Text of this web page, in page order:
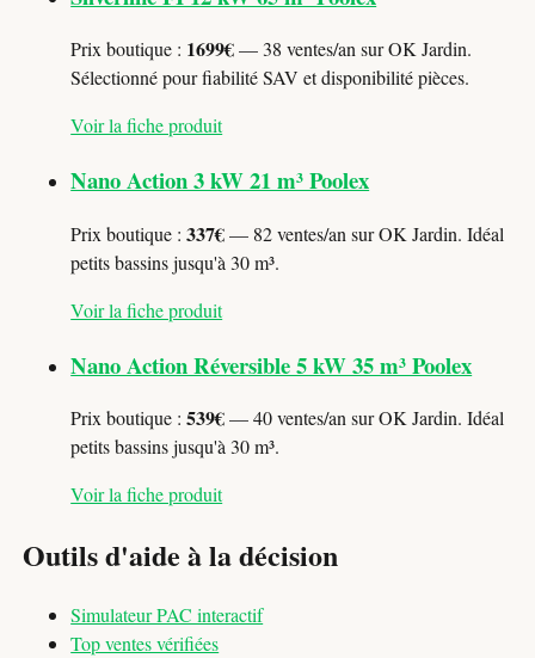
Prix boutique : 1699€— 38 ventes/an sur OK Jardin.
Sélectionné pour fiabilité SAV et disponibilité pièces.
Voir la fiche produit
Nano Action 3 kW 21 m³ Poolex
Prix boutique :337€— 82 ventes/an sur OK Jardin. Idéal
petits bassins jusqu'à 30 m³.
Voir la fiche produit
Nano Action Réversible 5 kW 35 m³ Poolex
Prix boutique :539€— 40 ventes/an sur OK Jardin. Idéal
petits bassins jusqu'à 30 m³.
Voir la fiche produit
Outils d'aide à la décision
Simulateur PAC interactif
Top ventes vérifiées